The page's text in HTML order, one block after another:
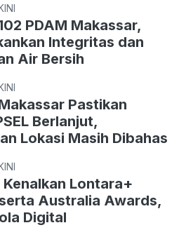
PDAM Makassar,
Integritas dan
Air Bersih
Pastikan
Berlanjut,
Lokasi Masih Dibahas
Lontara+
Australia Awards,
Digital